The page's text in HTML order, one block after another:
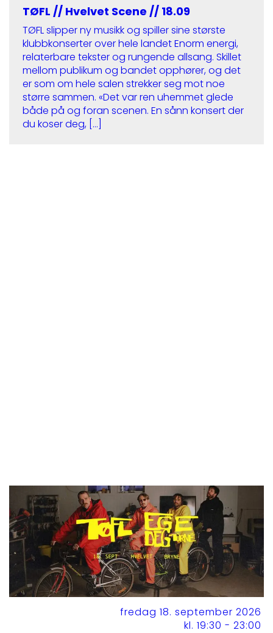
TØFL // Hvelvet Scene // 18.09
TØFL slipper ny musikk og spiller sine største
klubbkonserter over hele landet Enorm energi,
relaterbare tekster og rungende allsang. Skillet
mellom publikum og bandet opphører, og det
er som om hele salen strekker seg mot noe
større sammen. «Det var ren uhemmet glede
både på og foran scenen. En sånn konsert der
du koser deg, […]
fredag 18. september 2026
kl. 19:30 - 23:00